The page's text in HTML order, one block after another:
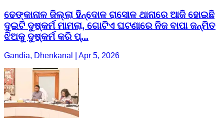
ଢେଙ୍କାନାଳ ଜିଲ୍ଲା ହିନ୍ଦୋଳ ରାସୋଳ ଥାନାରେ ଆଜି ହୋଇଛି
ଦୁଇଟି ଦୁଷ୍କର୍ମ ମାମଲା, ଗୋଟିଏ ଘଟଣାରେ ନିଜ ବାପା ଜନ୍ମିତ
ଝିଅକୁ ଦୁଷ୍କର୍ମ କରି ପ୍...
Gandia, Dhenkanal | Apr 5, 2026